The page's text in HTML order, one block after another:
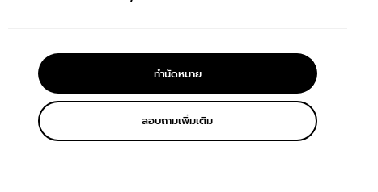
ทำนัดหมาย
สอบถามเพิ่มเติม